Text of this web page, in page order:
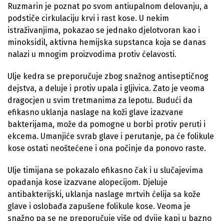
Ruzmarin je poznat po svom antiupalnom delovanju, a
podstiče cirkulaciju krvi i rast kose. U nekim
istraživanjima, pokazao se jednako djelotvoran kao i
minoksidil, aktivna hemijska supstanca koja se danas
nalazi u mnogim proizvodima protiv ćelavosti.
Ulje kedra se preporučuje zbog snažnog antiseptičnog
dejstva, a deluje i protiv upala i gljivica. Zato je veoma
dragocjen u svim tretmanima za lepotu. Budući da
efikasno uklanja naslage na koži glave izazvane
bakterijama, može da pomogne u borbi protiv peruti i
ekcema. Umanjiće svrab glave i perutanje, pa će folikule
kose ostati neoštećene i ona počinje da ponovo raste.
Ulje timijana se pokazalo efikasno čak i u slučajevima
opadanja kose izazvane alopecijom. Djeluje
antibakterijski, uklanja naslage mrtvih ćelija sa kože
glave i oslobađa zapušene folikule kose. Veoma je
snažno pa se ne preporučuje više od dvije kapi u bazno